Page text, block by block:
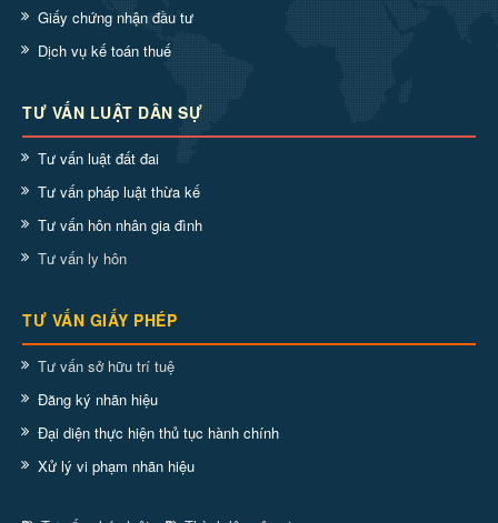
Giấy chứng nhận đầu tư
Dịch vụ kế toán thuế
TƯ VẤN LUẬT DÂN SỰ
Tư vấn luật đất đai
Tư vấn pháp luật thừa kế
Tư vấn hôn nhân gia đình
Tư vấn ly hôn
TƯ VẤN GIẤY PHÉP
Tư vấn sở hữu trí tuệ
Đăng ký nhãn hiệu
Đại diện thực hiện thủ tục hành chính
Xử lý vi phạm nhãn hiệu